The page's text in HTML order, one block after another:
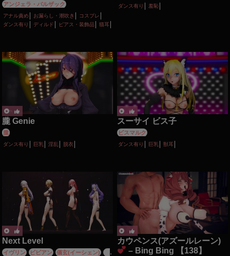
アンジェラ・バルザック
アナル責め お漏らし・潮吹き
コスプレ
ダンス有り
ディルド ピアス・装飾品
猫耳
ダンス有り 羞恥
朧 Genie
朧
ダンス有り 巨乳 淫乱 脱衣
スーサイ ビス子
ビスマルク
ダンス有り 巨乳 獣耳
Next Level
イヴリン ビビアン 儀玄(イーシェン)
カウペンス(アズールレーン)
– Bing Bing 【138】